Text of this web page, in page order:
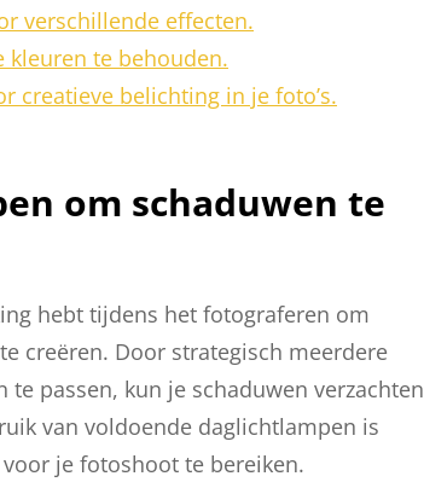
verschillende effecten.
te behouden.
creatieve belichting in je foto’s.
om schaduwen te
hebt tijdens het fotograferen om
creëren. Door strategisch meerdere
passen, kun je schaduwen verzachten
van voldoende daglichtlampen is
je fotoshoot te bereiken.